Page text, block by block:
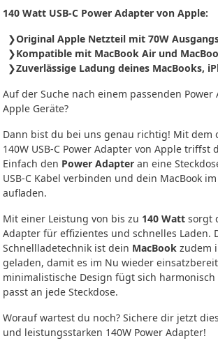
140 Watt USB-C Power Adapter von Apple:
Original Apple Netzteil mit 70W
Kompatible mit MacBook Air und
Zuverlässige Ladung deines MacBooks,
Auf der Suche nach einem passenden
Apple Geräte?
Dann bist du bei uns genau richtig! Mit dem
140W USB‑C Power Adapter von Apple triffst
Einfach den Power Adapter an eine
USB‑C Kabel verbinden und dein MacBook
aufladen.
Mit einer Leistung von bis zu 140 Watt sorgt
Adapter für effizientes und schnelles Laden.
Schnellladetechnik ist dein MacBook zudem
geladen, damit es im Nu wieder
minimalistische Design fügt sich
passt an jede Steckdose.
Worauf wartest du noch? Sichere dir jetzt
und leistungsstarken 140W Power Adapter!